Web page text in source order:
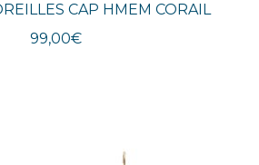
CAP HMEM CORAIL
99,00€